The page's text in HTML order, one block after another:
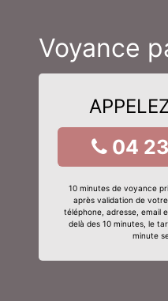
Voyance
04
10 minutes de voyance
après validation de
téléphone, adresse, email
delà des 10 minutes, le
minute